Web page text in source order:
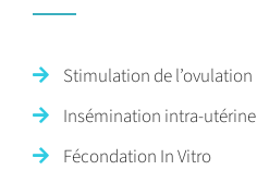
Stimulation de l’ovulation
Insémination intra-utérine
Fécondation In Vitro